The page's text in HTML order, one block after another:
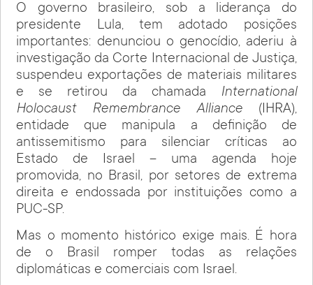
O governo brasileiro, sob a liderança do
presidente Lula, tem adotado posições
importantes: denunciou o genocídio, aderiu à
investigação da Corte Internacional de Justiça,
suspendeu exportações de materiais militares
e se retirou da chamada
International
Holocaust Remembrance Alliance (IHRA),
entidade que manipula a definição de
antissemitismo para silenciar críticas ao
Estado de Israel – uma agenda hoje
promovida, no Brasil, por setores de extrema
direita e endossada por instituições como a
PUC-SP.
Mas o momento histórico exige mais. É hora
de o Brasil romper todas as relações
diplomáticas e comerciais com Israel.